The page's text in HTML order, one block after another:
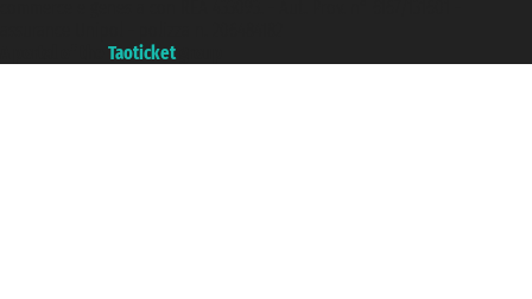
Taoticket